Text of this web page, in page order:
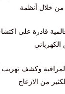
من خلال أنظمة
قادرة على
وكشف تهريب
من الازعاج